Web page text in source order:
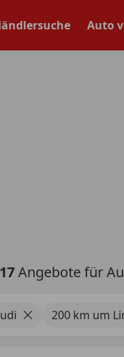
Auto
Angebote für
200 km um